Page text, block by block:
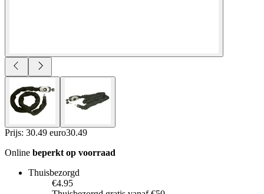
Prijs: 30.49 euro30.49
Online beperkt op voorraad
Thuisbezorgd
€4.95